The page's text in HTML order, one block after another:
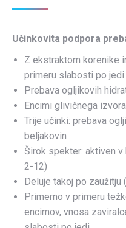
Učinkovita podpora
Z ekstraktom korenike
primeru slabosti po jedi
Prebava ogljikovih
Encimi glivičnega izvora
Trije učinki: prebava
beljakovin
Širok spekter: aktiven
2-12)
Deluje takoj po zaužitju
Primerno v primeru
encimov, vnosa